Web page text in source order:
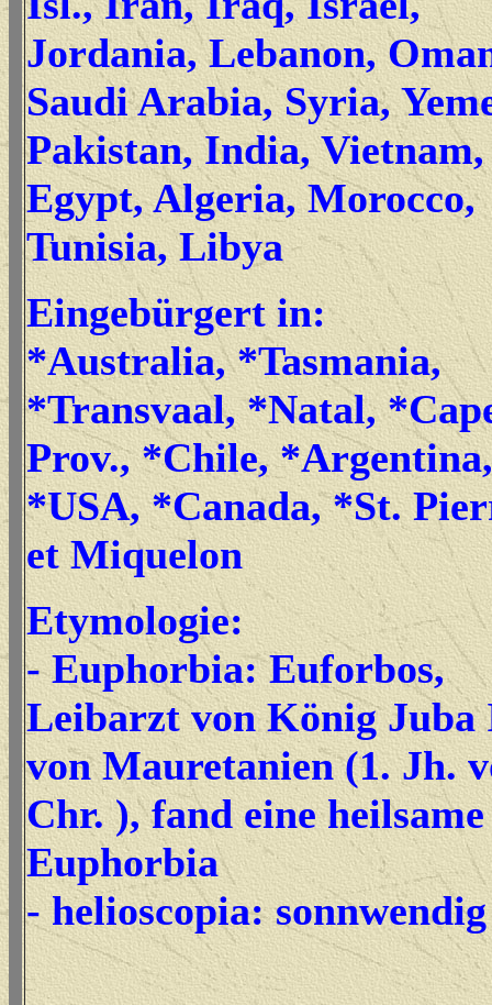
Jordania, Lebanon,
Saudi Arabia, Syria,
Pakistan, India,
Egypt, Algeria, Morocco,
Tunisia, Libya
Eingebürgert in:
*Australia, *Tasmania,
*Transvaal, *Natal,
Prov., *Chile, *Argentina,
*USA, *Canada, *St.
et Miquelon
Etymologie:
- Euphorbia: Euforbos,
Leibarzt von König
von Mauretanien (1. Jh.
Chr. ), fand eine heilsame
Euphorbia
- helioscopia: sonnwendig